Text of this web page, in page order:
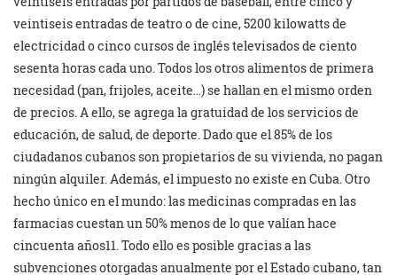
veintiseis entradas de teatro o de cine, 5200 kilowatts de
electricidad o cinco cursos de inglés televisados de ciento
sesenta horas cada uno. Todos los otros alimentos de primera
necesidad (pan, frijoles, aceite…) se hallan en el mismo orden
de precios. A ello, se agrega la gratuidad de los servicios de
educación, de salud, de deporte. Dado que el 85% de los
ciudadanos cubanos son propietarios de su vivienda, no pagan
ningún alquiler. Además, el impuesto no existe en Cuba. Otro
hecho único en el mundo: las medicinas compradas en las
farmacias cuestan un 50% menos de lo que valían hace
cincuenta años11. Todo ello es posible gracias a las
subvenciones otorgadas anualmente por el Estado cubano, tan